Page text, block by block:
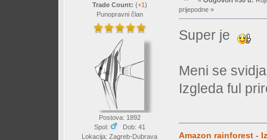
Trade Count: (+1)
Punopravni član
Postova: 1892
Spol:
Dob: 41
Lokacija: Zagreb-Dubrava
prijepodne »
Super je
Meni se
Izgleda ful
Amazon rainforest -